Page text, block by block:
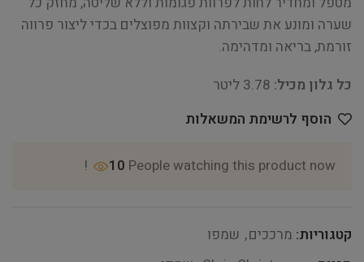
שערה ומונע את שבירתה וקצוות מפוצלים בכדי ליצור פרווה
זורמת, בריאה ומדהימה.
כל גלון מכיל:
הוסף לרשימת המשאלות
10 People watching this product now!
קטגוריות: מרככים, שמפו